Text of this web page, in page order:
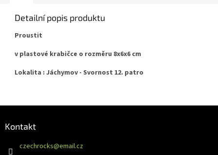
Detailní popis produktu
Proustit
v plastové krabičce o rozměru 8x6x6 cm
Lokalita : Jáchymov - Svornost 12. patro
Kontakt
czechrocks@email.cz